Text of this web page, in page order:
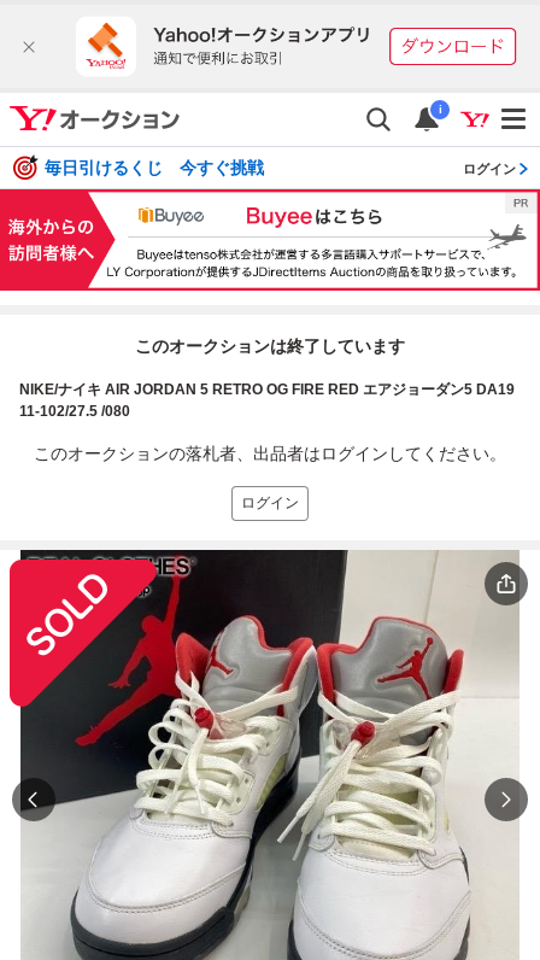
i
毎日引けるくじ 今すぐ挑戦 ログイン
このオークションは終了しています
NIKE/ナイキ AIR JORDAN 5 RETRO OG FIRE RED エアジョーダン5 DA19
11-102/27.5 /080
このオークションの落札者、出品者はログインしてください。
ログイン